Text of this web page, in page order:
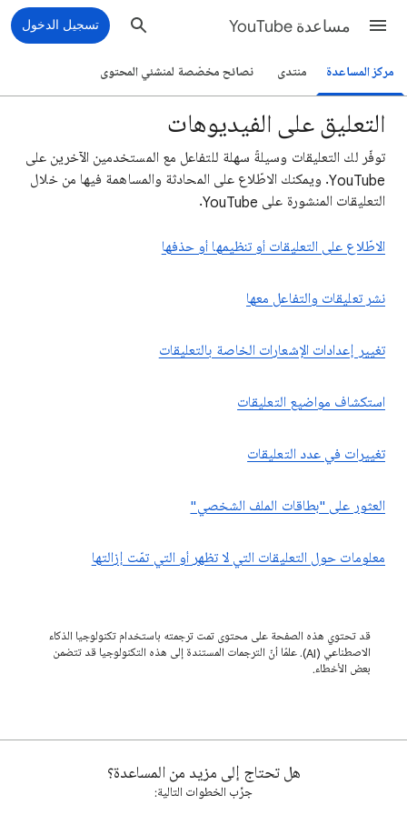
مساعدة YouTube تسجيل الدخول
مركز المساعدة منتدى نصائح مخصّصة لمنشئي المحتوى
التعليق على الفيديوهات
توفّر لك التعليقات وسيلةً سهلة للتفاعل مع المستخدمين الآخرين على
YouTube. ويمكنك الاطّلاع على المحادثة والمساهمة فيها من خلال
التعليقات المنشورة على YouTube.
الاطّلاع على التعليقات أو تنظيمها أو حذفها
نشر تعليقات والتفاعل معها
تغيير إعدادات الإشعارات الخاصة بالتعليقات
استكشاف مواضيع التعليقات
تغييرات في عدد التعليقات
العثور على "بطاقات الملف الشخصي"
معلومات حول التعليقات التي لا تظهر أو التي تمّت إزالتها
قد تحتوي هذه الصفحة على محتوى تمت ترجمته باستخدام تكنولوجيا الذكاء
الاصطناعي (AI). علمًا أنّ الترجمات المستندة إلى هذه التكنولوجيا قد تتضمن
بعض الأخطاء.
هل تحتاج إلى مزيد من المساعدة؟
جرِّب الخطوات التالية: